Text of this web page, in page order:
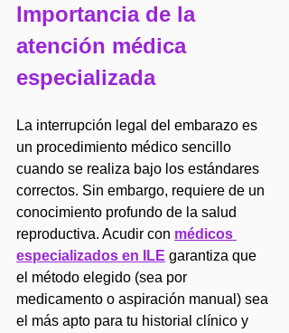
Importancia de la
atención médica
especializada
La interrupción legal del embarazo es
un procedimiento médico sencillo
cuando se realiza bajo los estándares
correctos. Sin embargo, requiere de un
conocimiento profundo de la salud
reproductiva. Acudir con médicos
especializados en ILE garantiza que
el método elegido (sea por
medicamento o aspiración manual) sea
el más apto para tu historial clínico y